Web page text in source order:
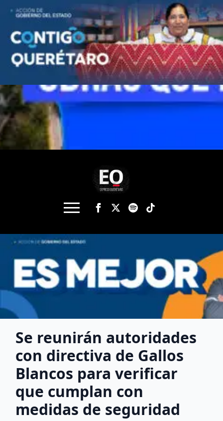
Se reunirán autoridades
con directiva de Gallos
Blancos para verificar
que cumplan con
medidas de seguridad